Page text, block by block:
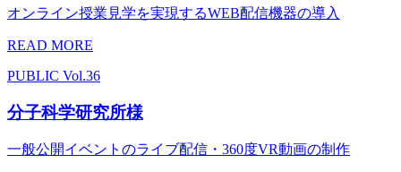
オンライン授業見学を実現するWEB配信機器の導入
READ MORE
PUBLIC Vol.36
分子科学研究所様
一般公開イベントのライブ配信・360度VR動画の制作